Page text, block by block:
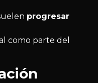
progresar
como parte del